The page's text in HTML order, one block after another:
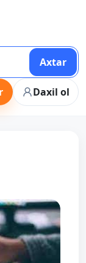
Axtar
Daxil ol